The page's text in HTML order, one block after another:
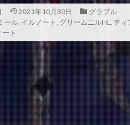
2021年10月30日
グラブル
ール, イルノート , グリームニルHL, ティ
ート